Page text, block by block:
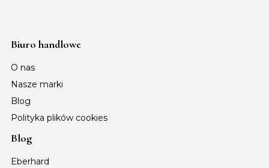
Biuro handlowe
O nas
Nasze marki
Blog
Polityka plików cookies
Blog
Eberhard